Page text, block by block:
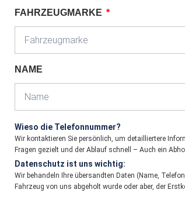
FAHRZEUGMARKE
NAME
Wieso die Telefonnummer?
Wir kontaktieren Sie persönlich, um detailliertere
Fragen gezielt und der Ablauf schnell – Auch ein
Datenschutz ist uns wichtig:
Wir behandeln Ihre übersandten Daten (Name,
Fahrzeug von uns abgeholt wurde oder aber, der